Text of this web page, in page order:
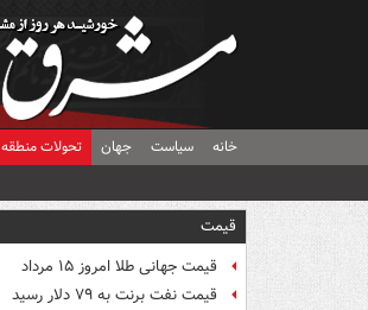
خانه سیاست جهان تحولات منطقه
قیمت
قیمت جهانی طلا امروز ۱۵ مرداد
قیمت نفت برنت به ۷۹ دلار رسید